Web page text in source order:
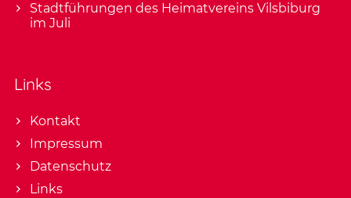
Stadtführungen des Heimatvereins Vilsbiburg
im Juli
Links
Kontakt
Impressum
Datenschutz
Links